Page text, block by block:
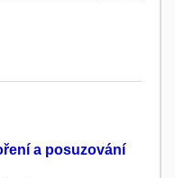
a posuzování